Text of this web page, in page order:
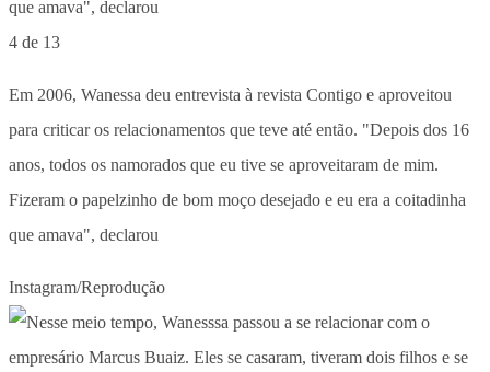
4 de 13
Em 2006, Wanessa deu entrevista à revista Contigo e aproveitou
para criticar os relacionamentos que teve até então. "Depois dos 16
anos, todos os namorados que eu tive se aproveitaram de mim.
Fizeram o papelzinho de bom moço desejado e eu era a coitadinha
que amava", declarou
Instagram/Reprodução